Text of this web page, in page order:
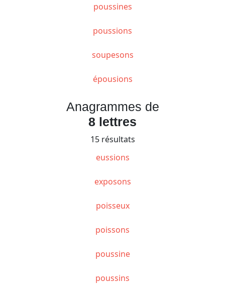
poussines
poussions
soupesons
épousions
Anagrammes de
8 lettres
15 résultats
eussions
exposons
poisseux
poissons
poussine
poussins